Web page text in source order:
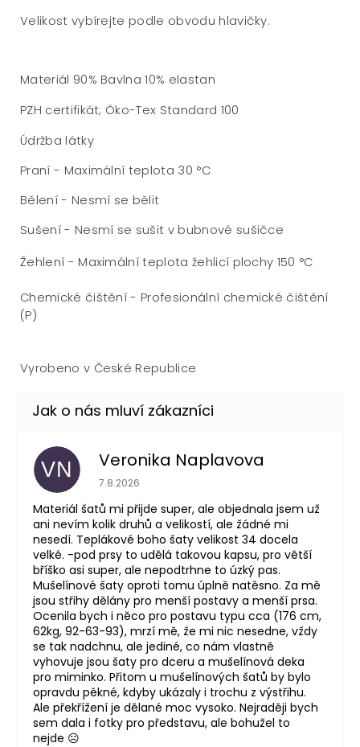
Velikost vybírejte podle obvodu hlavičky.
Materiál 90% Bavlna 10% elastan
PZH certifikát; Öko-Tex Standard 100
Údržba látky
Praní - Maximální teplota 30 °C
Bělení - Nesmí se bělit
Sušení - Nesmí se sušit v bubnové sušičce
Žehlení - Maximální teplota žehlicí plochy 150 °C
Chemické čištění - Profesionální chemické čištění
(P)
Vyrobeno v České Republice
VN Veronika Naplavova
Hodnocení obchodu je 4 z 5 hvězdiček.
7.8.2026
Materiál šatů mi přijde super, ale objednala jsem už
ani nevím kolik druhů a velikostí, ale žádné mi
nesedí. Teplákové boho šaty velikost 34 docela
velké. -pod prsy to udělá takovou kapsu, pro větší
bříško asi super, ale nepodtrhne to úzký pas.
Mušelínové šaty oproti tomu úplně natěsno. Za mě
jsou střihy dělány pro menší postavy a menší prsa.
Ocenila bych i něco pro postavu typu cca (176 cm,
62kg, 92-63-93), mrzí mě, že mi nic nesedne, vždy
se tak nadchnu, ale jediné, co nám vlastně
vyhovuje jsou šaty pro dceru a mušelínová deka
pro miminko. Přitom u mušelínových šatů by bylo
opravdu pěkné, kdyby ukázaly i trochu z výstřihu.
Ale překřížení je dělané moc vysoko. Nejraději bych
sem dala i fotky pro představu, ale bohužel to
nejde ☹️